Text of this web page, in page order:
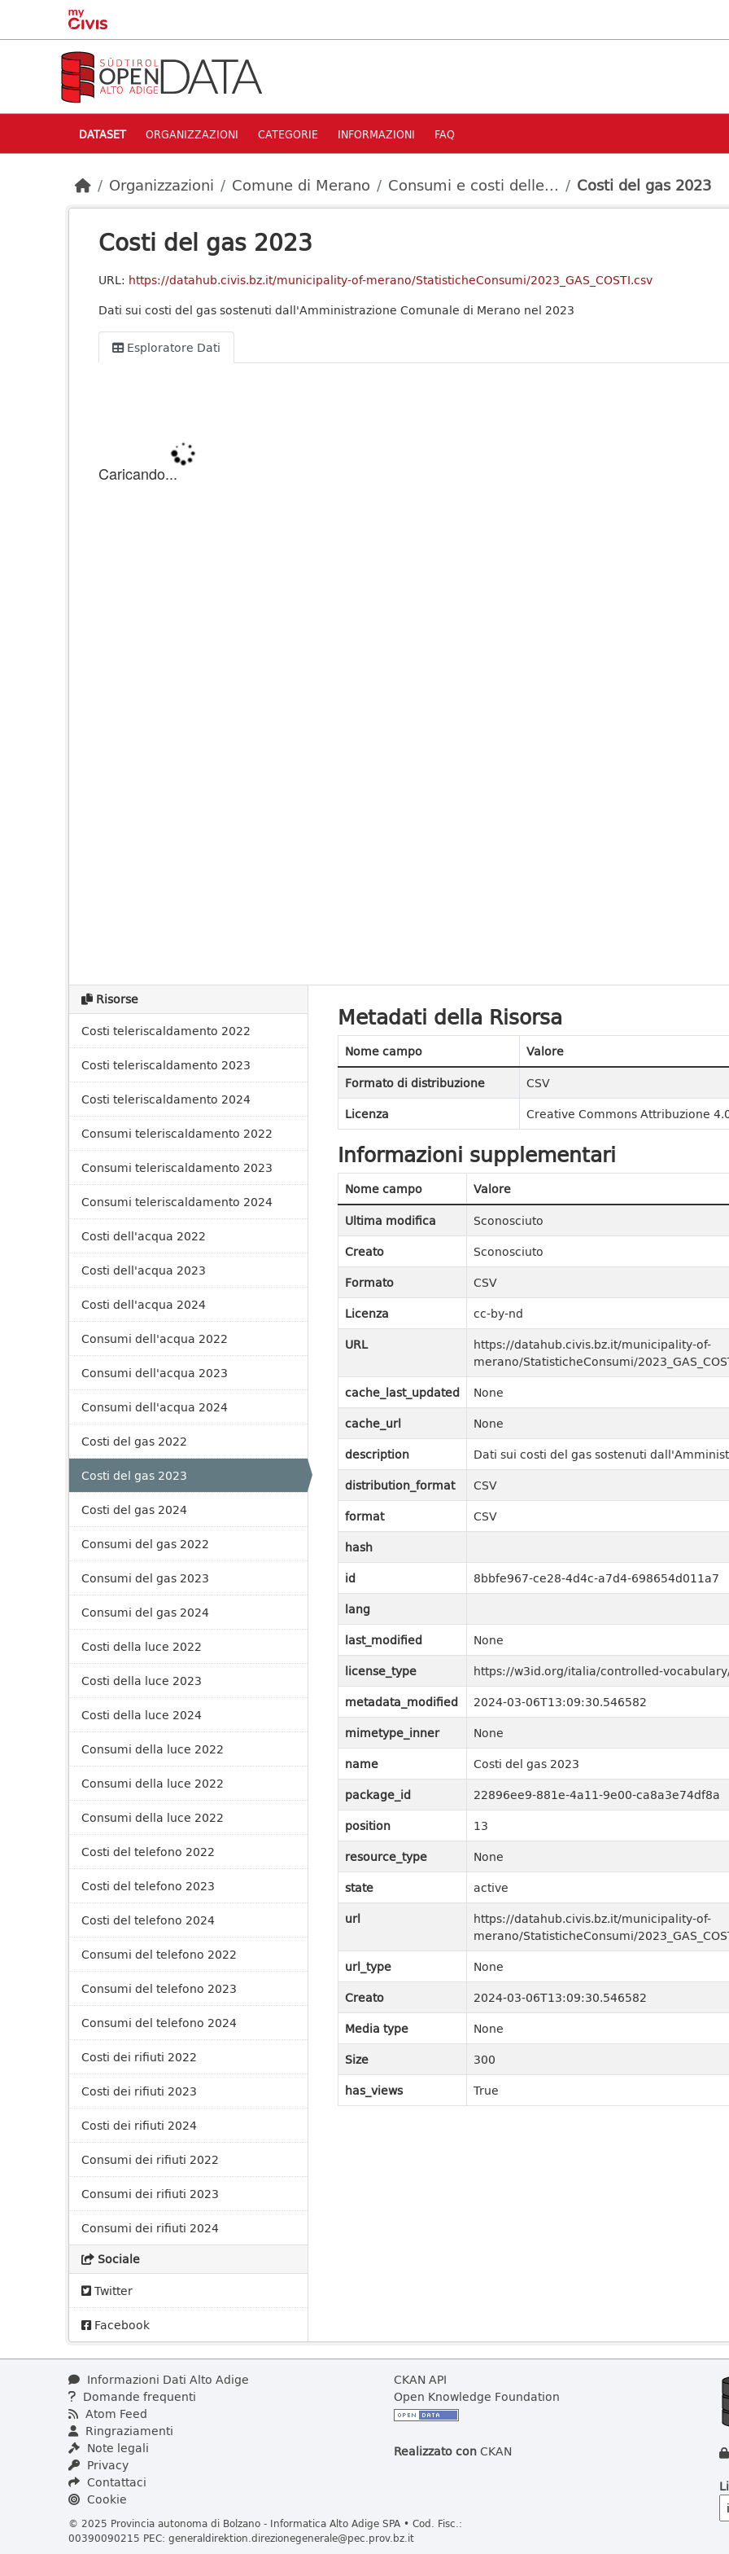
Skip to main content
DATASET ORGANIZZAZIONI CATEGORIE INFORMAZIONI FAQ
Organizzazioni Comune di Merano Consumi e costi delle... Costi del gas 2023
Costi del gas 2023
URL: https://datahub.civis.bz.it/municipality-of-merano/StatisticheConsumi/2023_GAS_COSTI.csv
Dati sui costi del gas sostenuti dall'Amministrazione Comunale di Merano nel 2023
Esploratore Dati
Risorse
Costi teleriscaldamento 2022
Costi teleriscaldamento 2023
Costi teleriscaldamento 2024
Consumi teleriscaldamento 2022
Consumi teleriscaldamento 2023
Consumi teleriscaldamento 2024
Costi dell'acqua 2022
Costi dell'acqua 2023
Costi dell'acqua 2024
Consumi dell'acqua 2022
Consumi dell'acqua 2023
Consumi dell'acqua 2024
Costi del gas 2022
Costi del gas 2023
Costi del gas 2024
Consumi del gas 2022
Consumi del gas 2023
Consumi del gas 2024
Costi della luce 2022
Costi della luce 2023
Costi della luce 2024
Consumi della luce 2022
Consumi della luce 2022
Consumi della luce 2022
Costi del telefono 2022
Costi del telefono 2023
Costi del telefono 2024
Consumi del telefono 2022
Consumi del telefono 2023
Consumi del telefono 2024
Costi dei rifiuti 2022
Costi dei rifiuti 2023
Costi dei rifiuti 2024
Consumi dei rifiuti 2022
Consumi dei rifiuti 2023
Consumi dei rifiuti 2024
Sociale
Twitter
Facebook
Metadati della Risorsa
Nome campo
Valore
Formato di distribuzione
CSV
Licenza
Creative Commons Attribuzione
Informazioni supplementari
Nome campo
Valore
Ultima modifica
Sconosciuto
Creato
Sconosciuto
Formato
CSV
Licenza
cc-by-nd
URL
https://datahub.civis.bz.it/municipality-of-
merano/StatisticheConsumi/
cache_last_updated
None
cache_url
None
description
Dati sui costi del gas sostenuti
distribution_format
CSV
format
CSV
hash
id
8bbfe967-ce28-4d4c-a7d4-698654d011a7
lang
last_modified
None
license_type
https://w3id.org/italia/controlled-
metadata_modified
2024-03-06T13:09:30.546582
mimetype_inner
None
name
Costi del gas 2023
package_id
22896ee9-881e-4a11-9e00-ca8a3e74df8a
position
13
resource_type
None
state
active
url
https://datahub.civis.bz.it/municipality-of-
merano/StatisticheConsumi/
url_type
None
Creato
2024-03-06T13:09:30.546582
Media type
None
Size
300
has_views
True
Informazioni Dati Alto Adige
Domande frequenti
Atom Feed
Ringraziamenti
Note legali
Privacy
Contattaci
Cookie
© 2025 Provincia autonoma di Bolzano - Informatica Alto Adige SPA • Cod. Fisc.:
00390090215 PEC: generaldirektion.direzionegenerale@pec.prov.bz.it
CKAN API
Open Knowledge Foundation
Realizzato conCKAN